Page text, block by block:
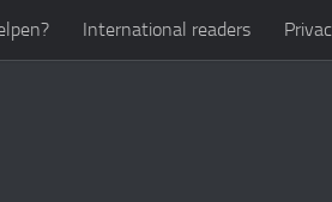
International readers